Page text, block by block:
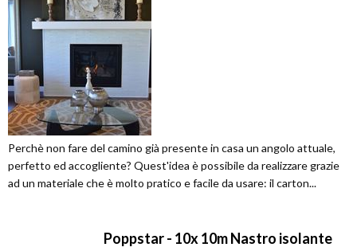
Perchè non fare del camino già presente in casa un angolo attuale,
perfetto ed accogliente? Quest'idea è possibile da realizzare grazie
ad un materiale che è molto pratico e facile da usare: il carton...
Poppstar - 10x 10m Nastro isolante